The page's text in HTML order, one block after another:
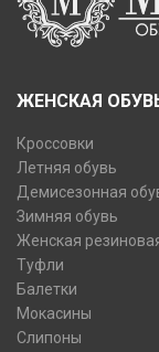
ЖЕНСКАЯ
Кроссовки
Летняя обувь
Демисезонная
Зимняя обувь
Женская
Туфли
Балетки
Мокасины
Слипоны